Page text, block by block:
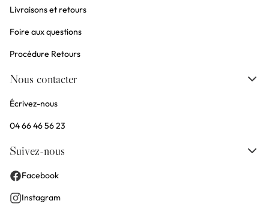
Livraisons et retours
Foire aux questions
Procédure Retours
Nous contacter
Écrivez-nous
04 66 46 56 23
Suivez-nous
Facebook
Instagram